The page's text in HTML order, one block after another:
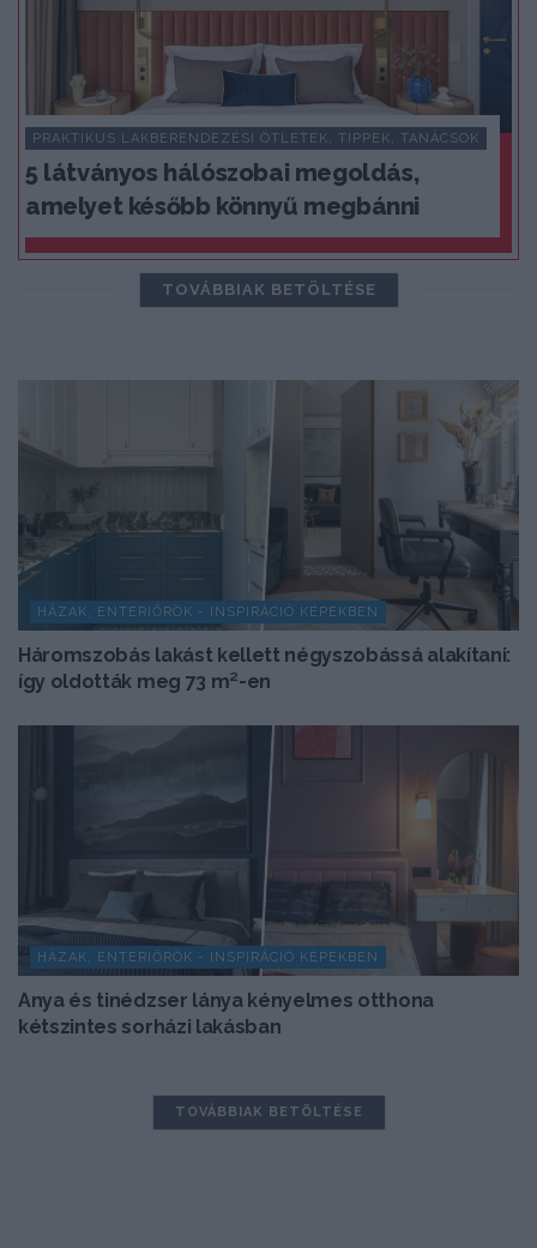
PRAKTIKUS LAKBERENDEZÉSI ÖTLETEK, TIPPEK, TANÁCSOK
5 látványos hálószobai megoldás,
amelyet később könnyű megbánni
TOVÁBBIAK BETÖLTÉSE
HÁZAK, ENTERIŐRÖK - INSPIRÁCIÓ KÉPEKBEN
Háromszobás lakást kellett négyszobássá alakítani:
így oldották meg 73 m²-en
HÁZAK, ENTERIŐRÖK - INSPIRÁCIÓ KÉPEKBEN
Anya és tinédzser lánya kényelmes otthona
kétszintes sorházi lakásban
TOVÁBBIAK BETÖLTÉSE